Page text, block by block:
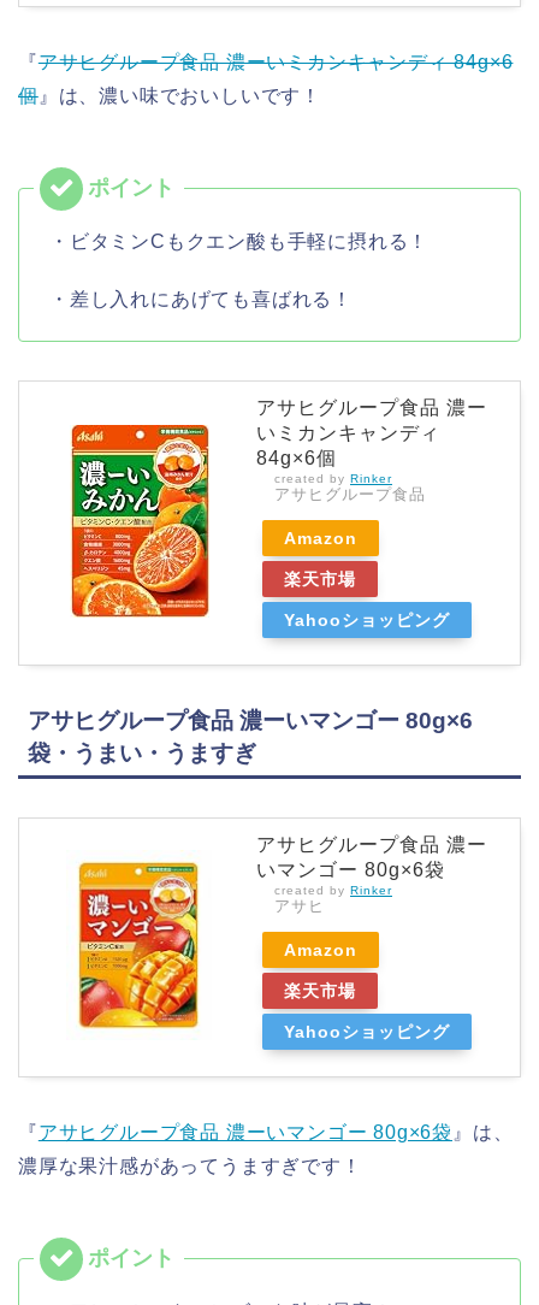
『アサヒグループ食品 濃ーいミカンキャンディ 84g×6
個』は、濃い味でおいしいです！
・ビタミンCもクエン酸も手軽に摂れる！
・差し入れにあげても喜ばれる！
アサヒグループ食品 濃ー
いミカンキャンディ
84g×6個
created by Rinker
アサヒグループ食品
Amazon
楽天市場
Yahooショッピング
アサヒグループ食品 濃ーいマンゴー 80g×6
袋・うまい・うますぎ
アサヒグループ食品 濃ー
いマンゴー 80g×6袋
created by Rinker
アサヒ
Amazon
楽天市場
Yahooショッピング
『アサヒグループ食品 濃ーいマンゴー 80g×6袋 』は、
濃厚な果汁感があってうますぎです！